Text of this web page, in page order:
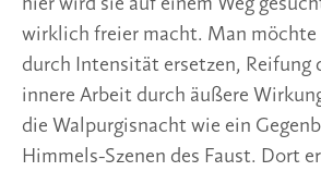
wirklich freier macht. Man
durch Intensität ersetzen, Reifung
innere Arbeit durch äußere
die Walpurgisnacht wie ein
Himmels-Szenen des Faust. Dort